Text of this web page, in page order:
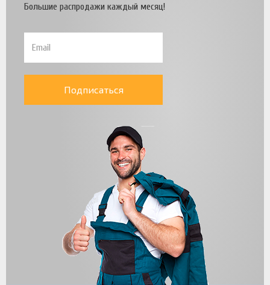
Большие распродажи каждый месяц!
Подписаться